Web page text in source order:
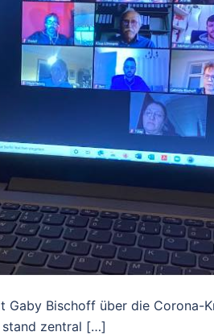
Gaby Bischoff über die Corona-
stand zentral […]